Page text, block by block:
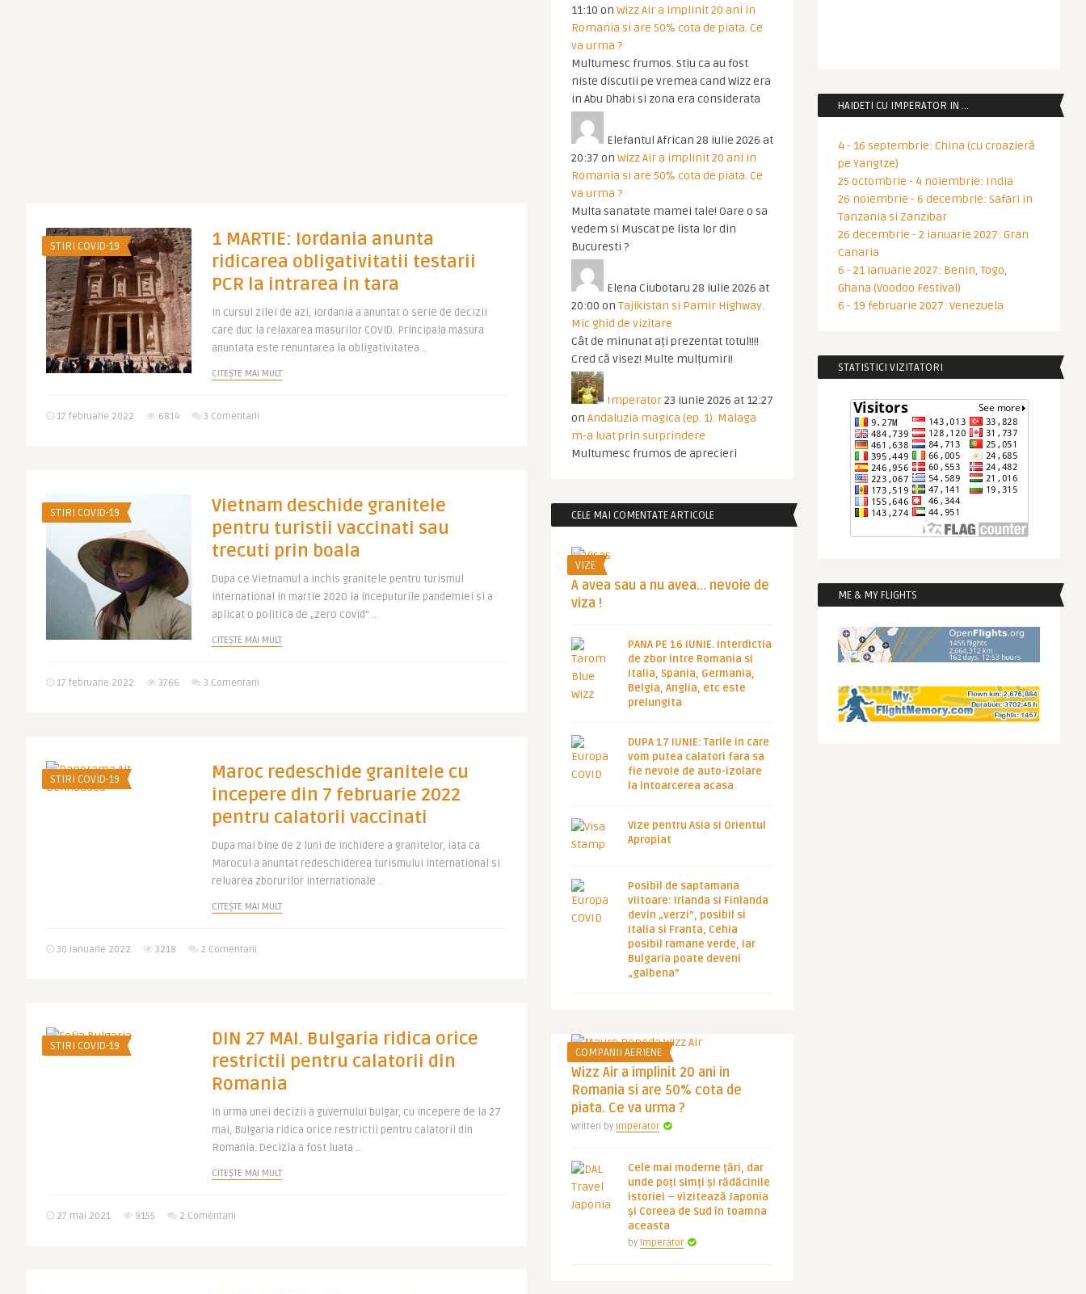
STIRI COVID-19
1 MARTIE: Iordania anunta
ridicarea obligativitatii testarii
PCR la intrarea in tara
In cursul zilei de azi, Iordania a anuntat o serie de decizii
care duc la relaxarea masurilor COVID. Principala masura
anuntata este renuntarea la obligativitatea ..
CITEȘTE MAI MULT
17 februarie 2022 6814 3 Comentarii
STIRI COVID-19
Vietnam deschide granitele
pentru turistii vaccinati sau
trecuti prin boala
Dupa ce Vietnamul a inchis granitele pentru turismul
international in martie 2020 la inceputurile pandemiei si a
aplicat o politica de „zero covid” ..
CITEȘTE MAI MULT
17 februarie 2022 3766 3 Comentarii
STIRI COVID-19
Maroc redeschide granitele cu
incepere din 7 februarie 2022
pentru calatorii vaccinati
Dupa mai bine de 2 luni de inchidere a granitelor, iata ca
Marocul a anuntat redeschiderea turismului international si
reluarea zborurilor internationale ..
CITEȘTE MAI MULT
30 ianuarie 2022 3218 2 Comentarii
STIRI COVID-19
DIN 27 MAI. Bulgaria ridica orice
restrictii pentru calatorii din
Romania
In urma unei decizii a guvernului bulgar, cu incepere de la 27
mai, Bulgaria ridica orice restrictii pentru calatorii din
Romania. Decizia a fost luata ..
CITEȘTE MAI MULT
27 mai 2021 9155 2 Comentarii
11:10 on Wizz Air a implinit 20 ani in
Romania si are 50% cota de piata. Ce
va urma ?
Multumesc frumos. Stiu ca au fost
niste discutii pe vremea cand Wizz era
in Abu Dhabi si zona era considerata
Elefantul African 28 iulie 2026 at
20:37 on Wizz Air a implinit 20 ani in
Romania si are 50% cota de piata. Ce
va urma ?
Multa sanatate mamei tale! Oare o sa
vedem si Muscat pe lista lor din
Bucuresti ?
Elena Ciubotaru 28 iulie 2026 at
20:00 on Tajikistan si Pamir Highway.
Mic ghid de vizitare
Cât de minunat ați prezentat totul!!!!
Cred că visez! Multe mulțumiri!
Imperator23 iunie 2026 at 12:27
on Andaluzia magica (ep. 1). Malaga
m-a luat prin surprindere
Multumesc frumos de aprecieri
CELE MAI COMENTATE ARTICOLE
VIZE
A avea sau a nu avea… nevoie de
viza !
PANA PE 16 IUNIE. Interdictia
de zbor intre Romania si
Italia, Spania, Germania,
Belgia, Anglia, etc este
prelungita
DUPA 17 IUNIE: Tarile in care
vom putea calatori fara sa
fie nevoie de auto-izolare
la intoarcerea acasa
Vize pentru Asia si Orientul
Apropiat
Posibil de saptamana
viitoare: Irlanda si Finlanda
devin „verzi”, posibil si
Italia si Franta, Cehia
posibil ramane verde, iar
Bulgaria poate deveni
„galbena”
COMPANII AERIENE
Wizz Air a implinit 20 ani in
Romania si are 50% cota de
piata. Ce va urma ?
Written by Imperator
Cele mai moderne țări, dar
unde poți simți și rădăcinile
istoriei – vizitează Japonia
și Coreea de Sud în toamna
aceasta
by Imperator
HAIDETI CU IMPERATOR IN …
4 - 16 septembrie: China (cu croazieră
pe Yangtze)
25 octombrie - 4 noiembrie: India
26 noiembrie - 6 decembrie: Safari in
Tanzania si Zanzibar
26 decembrie - 2 ianuarie 2027: Gran
Canaria
6 - 21 ianuarie 2027: Benin, Togo,
Ghana (Voodoo Festival)
6 - 19 februarie 2027: Venezuela
STATISTICI VIZITATORI
ME & MY FLIGHTS